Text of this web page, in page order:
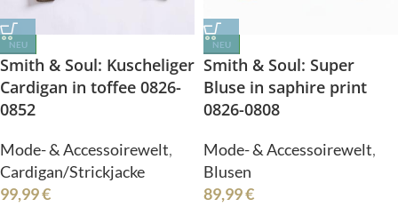
NEU
Smith & Soul: Kuscheliger
Cardigan in toffee 0826-
0852
Mode- & Accessoirewelt,
Cardigan/Strickjacke
99,99€
NEU
Smith & Soul: Super
Bluse in saphire print
0826-0808
Mode- & Accessoirewelt,
Blusen
89,99€